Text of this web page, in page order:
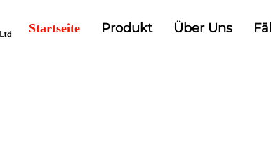
Startseite Produkt Über Uns